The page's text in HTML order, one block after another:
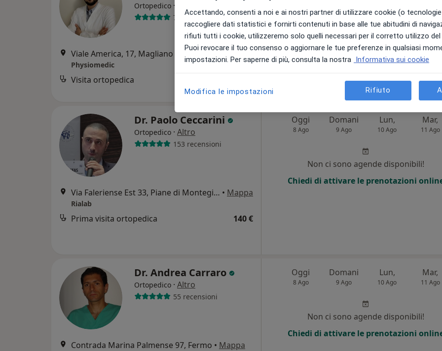
Ortopedico ·
77 recensioni
Viale America, 17, Magliano di Tenna• Mappa
Physiomedic
Visita ortopedica
Non ci sono agende disponibili!
Mostra telefono
Dr. Paolo Ceccarini
Ortopedico · Altro
153 recensioni
Via Faleriense Est 33, Piane di Montegiorgio • Mappa
Rialab
Prima visita ortopedica 140 €
Oggi
8 Ago
Domani
9 Ago
Lun,
10 Ago
Mar,
11 Ago
Non ci sono agende disponibili!
Chiedi di attivare le prenotazioni
Dr. Andrea Carraro
Ortopedico · Altro
55 recensioni
Contrada Marina Palmense 97, Fermo • Mappa
Oggi
8 Ago
Domani
9 Ago
Lun,
10 Ago
Mar,
11 Ago
Non ci sono agende disponibili!
Chiedi di attivare le prenotazioni
Accettando, consenti a noi e ai nostri partner di utilizzare cookie (o
raccogliere dati statistici e fornirti contenuti in base alle tue abitudini di
rifiuti tutti i cookie, utilizzeremo solo quelli necessari per il corretto utilizzo
Puoi revocare il tuo consenso o aggiornare le tue preferenze in qualsiasi
impostazioni. Per saperne di più, consulta la nostra Informativa sui cookie
Modifica le impostazioni Rifiuto